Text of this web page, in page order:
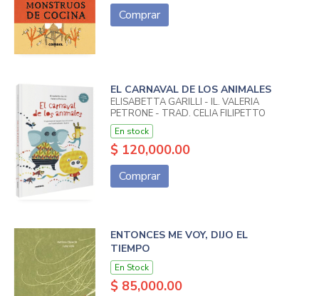
Comprar
EL CARNAVAL DE LOS ANIMALES
ELISABETTA GARILLI - IL. VALERIA
PETRONE - TRAD. CELIA FILIPETTO
En stock
$ 120,000.00
Comprar
ENTONCES ME VOY, DIJO EL
TIEMPO
En Stock
$ 85,000.00